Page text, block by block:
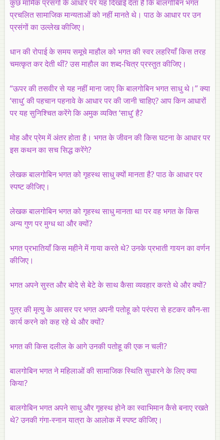
कुछ मार्मिक प्रसंगों के आधार पर यह दिखाई देता है कि बालगोबिन भगत
प्रचलित सामाजिक मान्यताओं को नहीं मानते थे। पाठ के आधार पर उन
प्रसंगों का उल्लेख कीजिए।
धान की रोपाई के समय समूचे माहौल को भगत की स्वर लहरियाँ किस तरह
चमत्कृत कर देती थीं? उस माहौल का शब्द-चित्र प्रस्तुत कीजिए।
“ऊपर की तसवीर से यह नहीं माना जाए कि बालगोबिन भगत साधु थे।” क्या
‘साधु’ की पहचान पहनावे के आधार पर की जानी चाहिए? आप किन आधारों
पर यह सुनिश्चित करेंगे कि अमुक व्यक्ति ‘साधु’ है?
मोह और प्रेम में अंतर होता है। भगत के जीवन की किस घटना के आधार पर
इस कथन का सच सिद्ध करेंगे?
लेखक बालगोबिन भगत को गृहस्थ साधु क्यों मानता है? पाठ के आधार पर
स्पष्ट कीजिए।
लेखक बालगोबिन भगत को गृहस्थ साधु मानता था पर वह भगत के किस
अन्य गुण पर मुग्ध था और क्यों?
भगत प्रभातियाँ किस महीने में गाया करते थे? उनके प्रभाती गायन का वर्णन
कीजिए।
भगत अपने सुस्त और बोदे से बेटे के साथ कैसा व्यवहार करते थे और क्यों?
पुत्र की मृत्यु के अवसर पर भगत अपनी पतोहू को परंपरा से हटकर कौन-सा
कार्य करने को कह रहे थे और क्यों?
भगत की किस दलील के आगे उनकी पतोहू की एक न चली?
बालगोबिन भगत ने महिलाओं की सामाजिक स्थिति सुधारने के लिए क्या
किया?
बालगोबिन भगत अपने साधु और गृहस्थ होने का स्वाभिमान कैसे बनाए रखते
थे? उनकी गंगा-स्नान यात्रा के आलोक में स्पष्ट कीजिए।